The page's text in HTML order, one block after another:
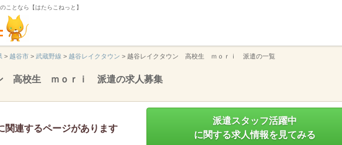
ことなら【はたらこねっと】
> 越谷市 > 武蔵野線 > 越谷レイクタウン > 越谷レイクタウン 高校生 ｍｏｒｉ 派遣の一覧
高校生 ｍｏｒｉ 派遣の求人募集
関連するページがあります
派遣スタッフ活躍中
に関する求人情報を見てみる